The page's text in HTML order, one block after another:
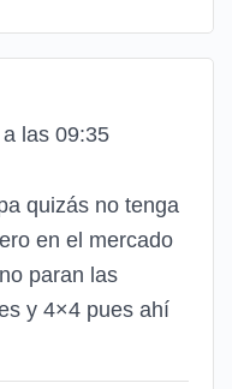
las 09:35
quizás no tenga
en el mercado
paran las
y 4×4 pues ahí